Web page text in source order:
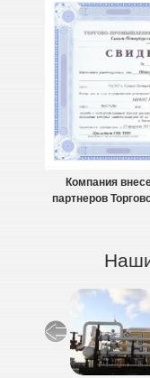
Компания
партнеров